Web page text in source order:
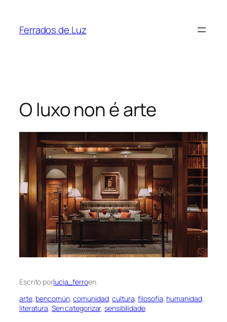
contido
Ferrados de Luz
O luxo non é arte
Escrito porlucia_ferroen
arte, bencomún, comunidad, cultura, filosofía, humanidad
literatura, Sen categorizar, sensibilidade